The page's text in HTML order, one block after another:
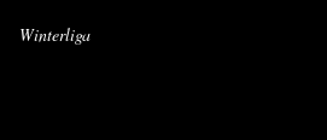
Winterliga